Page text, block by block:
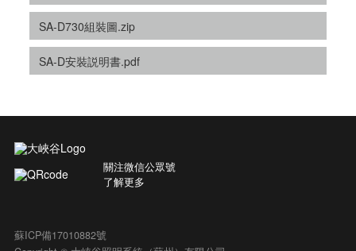
SA-D730組裝圖.zip
SA-D安裝説明書.pdf
關注微信公眾號
了解更多
蘇ICP備17010882號